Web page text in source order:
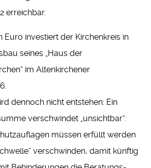
erreichbar.
Euro investiert der Kirchenkreis in
seines „Haus der
im Altenkirchener
dennoch nicht entstehen: Ein
verschwindet „unsichtbar“:
müssen erfüllt werden
verschwinden, damit künftig